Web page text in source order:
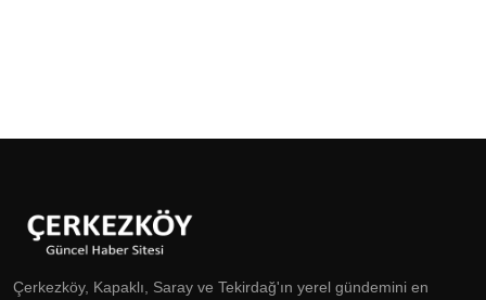
Çerkezköy, Kapaklı, Saray ve Tekirdağ'ın yerel gündemini en